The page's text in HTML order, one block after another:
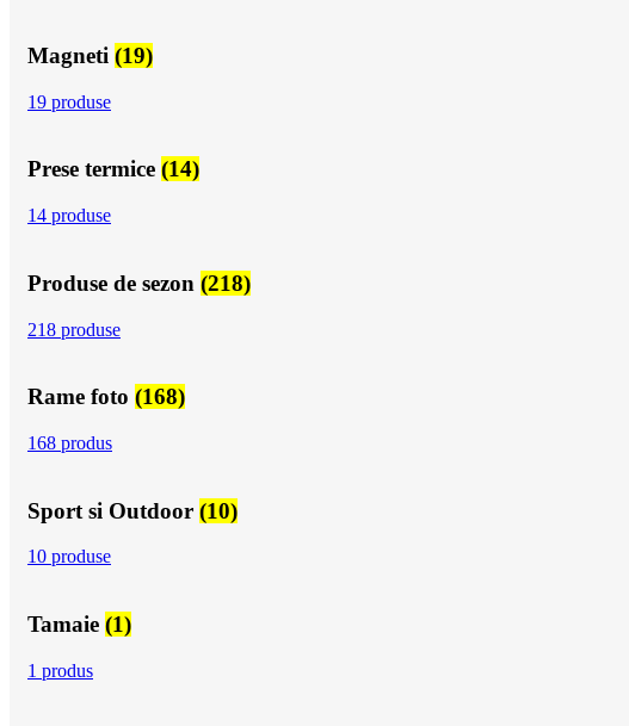
Magneti (19)
19 produse
Prese termice (14)
14 produse
Produse de sezon (218)
218 produse
Rame foto (168)
168 produs
Sport si Outdoor (10)
10 produse
Tamaie (1)
1 produs